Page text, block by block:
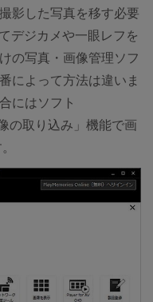
影した写真を移す必要
デジカメや一眼レフを
の写真・画像管理ソフ
によって方法は違いま
にはソフト
の取り込み」機能で画